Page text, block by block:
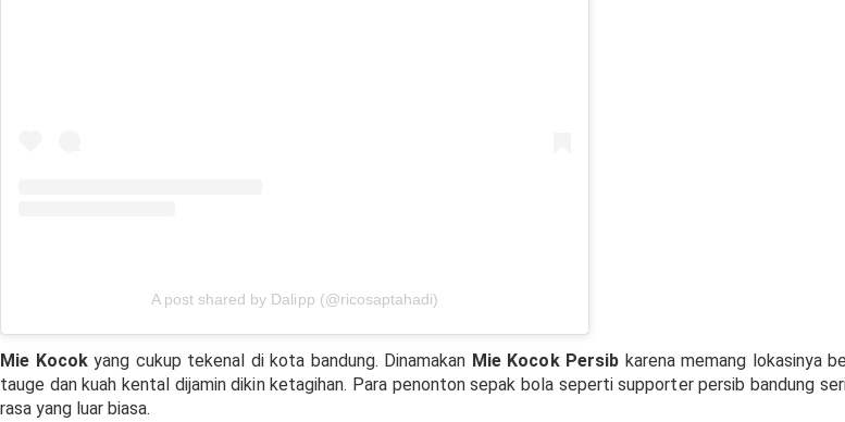
A post shared by Dalipp (@ricosaptahadi)
Mie Kocokyang cukup tekenal di kota bandung. Dinamakan Mie Kocok Persib karena memang lokasinya
tauge dan kuah kental dijamin dikin ketagihan. Para penonton sepak bola seperti supporter persib bandung
rasa yang luar biasa.